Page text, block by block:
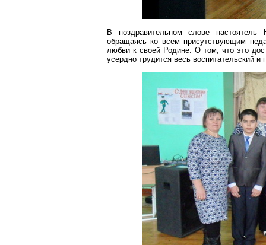
В поздравительном слове настоятель
обращаясь ко всем присутствующим
любви к своей Родине. О том, что это
усердно трудится весь воспитательский и